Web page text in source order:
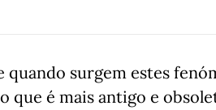
surgem estes
que é mais antigo e